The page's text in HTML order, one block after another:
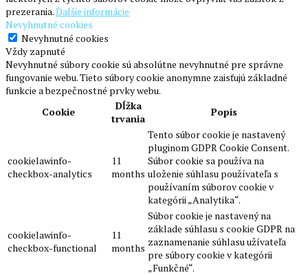
prezerania.Ďalšie informácie
Nevyhnutné cookies
Nevyhnutné cookies
Vždy zapnuté
Nevyhnutné súbory cookie sú absolútne nevyhnutné pre správne
fungovanie webu. Tieto súbory cookie anonymne zaisťujú základné
funkcie a bezpečnostné prvky webu.
Cookie
Dĺžka
trvania
Popis
cookielawinfo-
checkbox-analytics
11
months
Tento súbor cookie je nastavený
pluginom GDPR Cookie Consent.
Súbor cookie sa používa na
uloženie súhlasu používateľa s
používaním súborov cookie v
kategórii „Analytika“.
cookielawinfo-
checkbox-functional
11
months
Súbor cookie je nastavený na
základe súhlasu s cookie GDPR na
zaznamenanie súhlasu užívateľa
pre súbory cookie v kategórii
„Funkčné“.